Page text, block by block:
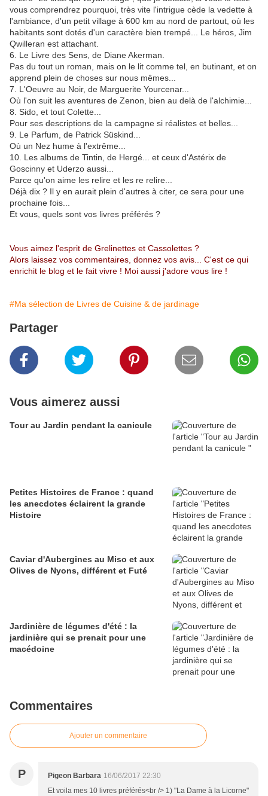
vous comprendrez pourquoi, très vite l'intrigue cède la vedette à
l'ambiance, d'un petit village à 600 km au nord de partout, où les
habitants sont dotés d'un caractère bien trempé... Le héros, Jim
Qwilleran est attachant.
6. Le Livre des Sens, de Diane Akerman.
Pas du tout un roman, mais on le lit comme tel, en butinant, et on
apprend plein de choses sur nous mêmes...
7. L'Oeuvre au Noir, de Marguerite Yourcenar...
Où l'on suit les aventures de Zenon, bien au delà de l'alchimie...
8. Sido, et tout Colette...
Pour ses descriptions de la campagne si réalistes et belles...
9. Le Parfum, de Patrick Süskind...
Où un Nez hume à l'extrême...
10. Les albums de Tintin, de Hergé... et ceux d'Astérix de
Goscinny et Uderzo aussi...
Parce qu'on aime les relire et les re relire...
Déjà dix ? Il y en aurait plein d'autres à citer, ce sera pour une
prochaine fois...
Et vous, quels sont vos livres préférés ?
Vous aimez l'esprit de Grelinettes et Cassolettes ?
Alors laissez vos commentaires, donnez vos avis... C'est ce qui
enrichit le blog et le fait vivre ! Moi aussi j'adore vous lire !
#Ma sélection de Livres de Cuisine & de jardinage
Partager
Vous aimerez aussi
Tour au Jardin pendant la canicule
Petites Histoires de France : quand
les anecdotes éclairent la grande
Histoire
Caviar d'Aubergines au Miso et aux
Olives de Nyons, différent et Futé
Jardinière de légumes d'été : la
jardinière qui se prenait pour une
macédoine
Commentaires
Ajouter un commentaire
P Pigeon Barbara 16/06/2017 22:30
Et voila mes 10 livres préférés<br /> 1) "La Dame à la Licorne"